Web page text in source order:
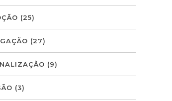
(25)
(27)
(9)
(3)